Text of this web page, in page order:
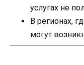
услугах не
В регионах,
могут